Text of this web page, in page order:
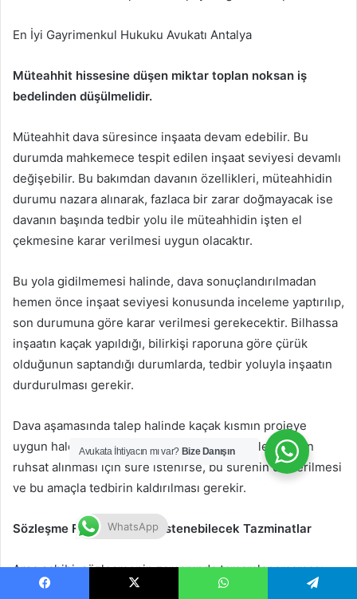
En İyi Gayrimenkul Hukuku Avukatı Antalya
Müteahhit hissesine düşen miktar toplan noksan iş
bedelinden düşülmelidir.
Müteahhit dava süresince inşaata devam edebilir. Bu
durumda mahkemece tespit edilen inşaat seviyesi devamlı
değişebilir. Bu bakımdan davanın özellikleri, müteahhidin
durumu nazara alınarak, fazlaca bir zarar doğmayacak ise
davanın başında tedbir yolu ile müteahhidin işten el
çekmesine karar verilmesi uygun olacaktır.
Bu yola gidilmemesi halinde, dava sonuçlandırılmadan
hemen önce inşaat seviyesi konusunda inceleme yaptırılıp,
son durumuna göre karar verilmesi gerekecektir. Bilhassa
inşaatın kaçak yapıldığı, bilirkişi raporuna göre çürük
olduğunun saptandığı durumlarda, tedbir yoluyla inşaatın
durdurulması gerekir.
Dava aşamasında talep halinde kaçak kısmın projeye
uygun hale getirilmesi veya bu kısım için belediyeden
ruhsat alınması için süre istenirse, bu sürenin de verilmesi
ve bu amaçla tedbirin kaldırılması gerekir.
Sözleşme Feshedilmeden İstenebilecek Tazminatlar
Arsa sahibi, sözleşmenin zamanında tamamlanamaması
durumunda, fesih hakkı doğmuş olsa bile bu hakkını
Avukata İhtiyacın mı var? Bize Danışın
WhatsApp